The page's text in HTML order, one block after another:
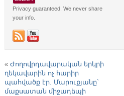
Privacy guaranteed. We never share
your info.
« Ժողովրդավարական երկրի
ղեկավարին ոչ հարիր
պահվածք էր. Մարուքյանը`
մաքսատան միջադեպի